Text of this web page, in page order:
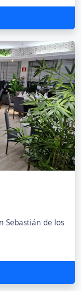
Sebastián de los